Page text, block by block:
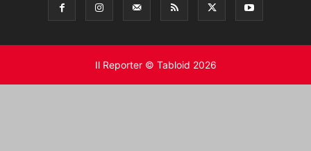
Il Reporter © Tabloid 2026